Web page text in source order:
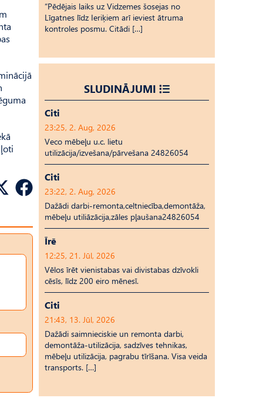
“Pēdējais laiks uz Vid­ze­mes šosejas no
Līgatnes līdz Ieriķiem arī ieviest ātruma
kontroles posmu. Citādi […]
SLUDINĀJUMI
Citi
23:25, 2. Aug, 2026
Veco mēbeļu u.c. lietu
utilizācija/izvešana/pārvešana 24826054
Citi
23:22, 2. Aug, 2026
Dažādi darbi-remonta,celtniecība,demontāža,
mēbeļu utiliāzācija,zāles pļaušana24826054
Īrē
12:25, 21. Jūl, 2026
Vēlos īrēt vienistabas vai divistabas dzīvokli
cēsīs, līdz 200 eiro mēnesī.
Citi
21:43, 13. Jūl, 2026
Dažādi saimnieciskie un remonta darbi,
demontāža-utilizācija, sadzīves tehnikas,
mēbeļu utilizācija, pagrabu tīrīšana. Visa veida
transports. […]